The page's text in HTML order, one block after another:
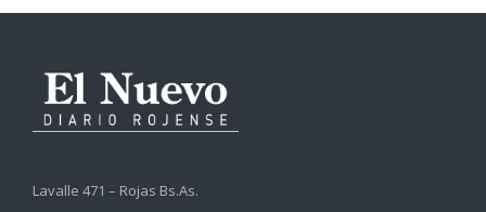
Lavalle 471 – Rojas Bs.As.